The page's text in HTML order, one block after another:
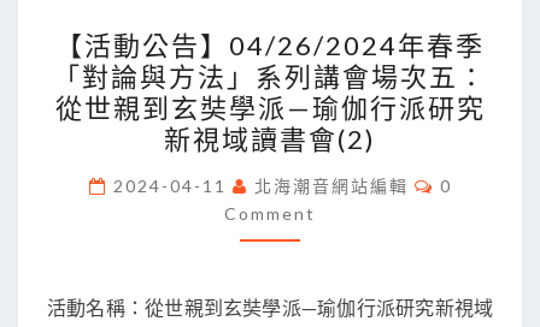
動
公
告】
04/26/2024
年
春
季
論
【活動公告】04/26/2024年春季
「對論與方法」系列講會場次五：
從世親到玄奘學派—瑜伽行派研究
新視域讀書會(2)
2024-04-11 北海潮音網站編輯 Comments
0
Comment
活動名稱：從世親到玄奘學派—瑜伽行派研究新視域